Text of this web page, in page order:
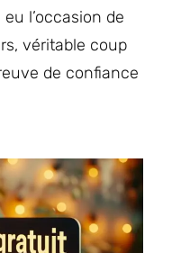
l’occasion de
véritable coup
de confiance